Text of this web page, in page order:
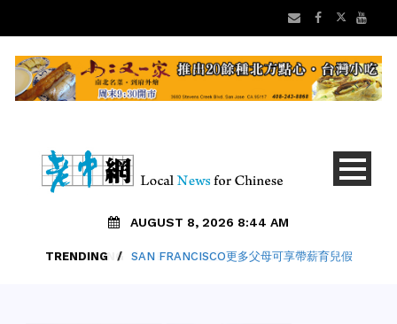
AUGUST 8, 2026 8:44 AM
TRENDING / SAN FRANCISCO更多父母可享帶薪育兒假